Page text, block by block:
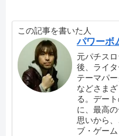
この記事を書いた人
パワーボ
元パチス
後、ライ
テーマパ
などさま
る。デー
に、最高
思いから
ブ・ゲー